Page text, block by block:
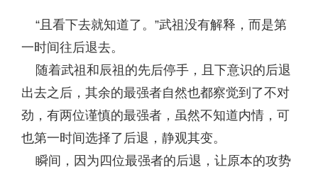
“且看下去就知道了。”武祖没有解释，而是第
一时间往后退去。
随着武祖和辰祖的先后停手，且下意识的后退
出去之后，其余的最强者自然也都察觉到了不对
劲，有两位谨慎的最强者，虽然不知道内情，可
也第一时间选择了后退，静观其变。
瞬间，因为四位最强者的后退，让原本的攻势